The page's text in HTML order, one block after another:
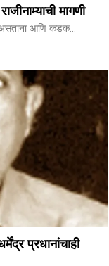
मागणी
असताना आणि कडक...
प्रधानांचाही